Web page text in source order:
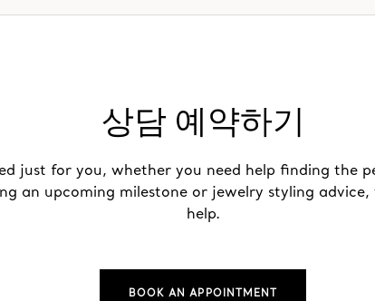
상담 예약하기
just for you, whether you need help finding the
an upcoming milestone or jewelry styling advice,
help.
BOOK AN APPOINTMENT